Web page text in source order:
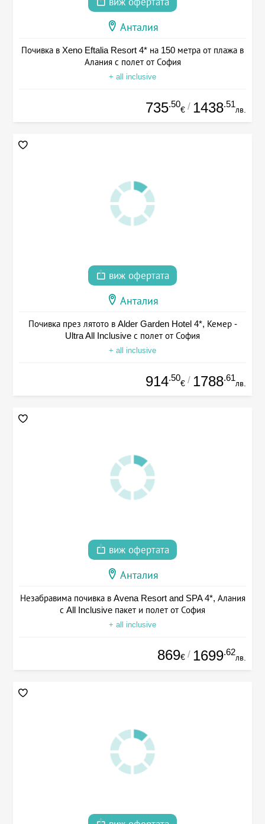
Анталия
Почивка в Xeno Eftalia Resort 4* на 150 метра от плажа в
Алания с полет от София
+ all inclusive
735.50
€ / 1438.51
лв.
виж офертата
Анталия
Почивка през лятото в Alder Garden Hotel 4*, Кемер -
Ultra All Inclusive с полет от София
+ all inclusive
914.50
€ / 1788.61
лв.
виж офертата
Анталия
Незабравима почивка в Avena Resort and SPA 4*, Алания
с All Inclusive пакет и полет от София
+ all inclusive
869€ / 1699.62
лв.